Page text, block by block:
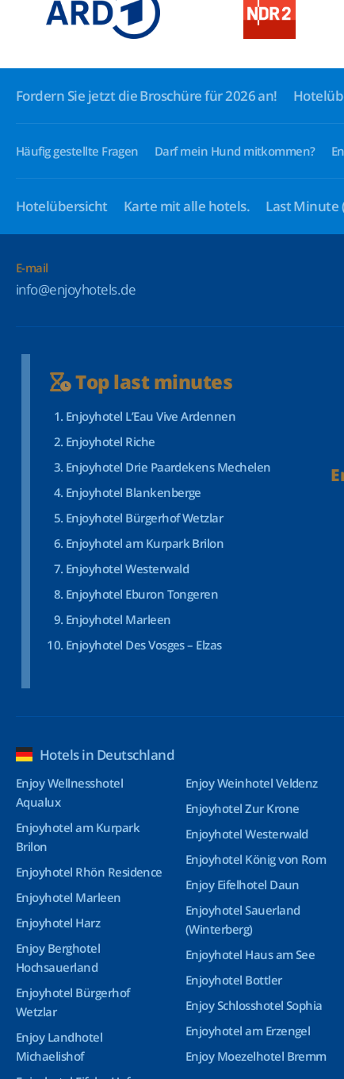
Fordern Sie jetzt die Broschüre für 2026 an!
Häufig gestellte Fragen Darf mein Hund mitkommen?
Hotelübersicht Karte mit alle hotels. Last Minute
E-mail
info@enjoyhotels.de
Top last minutes
Enjoyhotel L’Eau Vive Ardennen
Enjoyhotel Riche
Enjoyhotel Drie Paardekens Mechelen
Enjoyhotel Blankenberge
Enjoyhotel Bürgerhof Wetzlar
Enjoyhotel am Kurpark Brilon
Enjoyhotel Westerwald
Enjoyhotel Eburon Tongeren
Enjoyhotel Marleen
Enjoyhotel Des Vosges – Elzas
Hotels in Deutschland
Enjoy Wellnesshotel
Aqualux
Enjoyhotel am Kurpark
Brilon
Enjoyhotel Rhön Residence
Enjoyhotel Marleen
Enjoyhotel Harz
Enjoy Berghotel
Hochsauerland
Enjoyhotel Bürgerhof
Wetzlar
Enjoy Landhotel
Michaelishof
Enjoy Weinhotel Veldenz
Enjoyhotel Zur Krone
Enjoyhotel Westerwald
Enjoyhotel König von Rom
Enjoy Eifelhotel Daun
Enjoyhotel Sauerland
(Winterberg)
Enjoyhotel Haus am See
Enjoyhotel Bottler
Enjoy Schlosshotel Sophia
Enjoyhotel am Erzengel
Enjoy Moezelhotel Bremm